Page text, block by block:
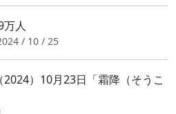
万人
/ 10 / 25
）10月23日「霜降（そうこ